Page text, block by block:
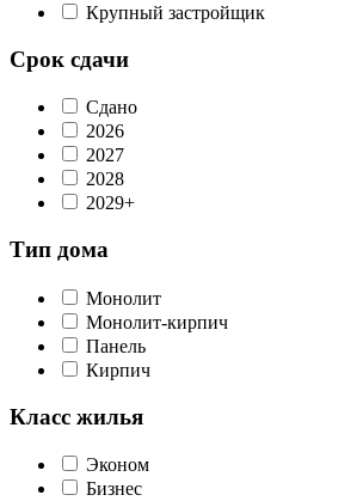
Крупный застройщик
Срок сдачи
Сдано
2026
2027
2028
2029+
Тип дома
Монолит
Монолит-кирпич
Панель
Кирпич
Класс жилья
Эконом
Бизнес